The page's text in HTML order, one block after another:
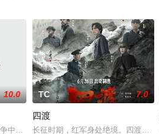
，从小生活在温暖的家庭之中，日
10.0
中，两个阵营的两个普通小兵相遇在一间
TC 7.0
四渡
长征时期，红军身处绝境。四渡赤